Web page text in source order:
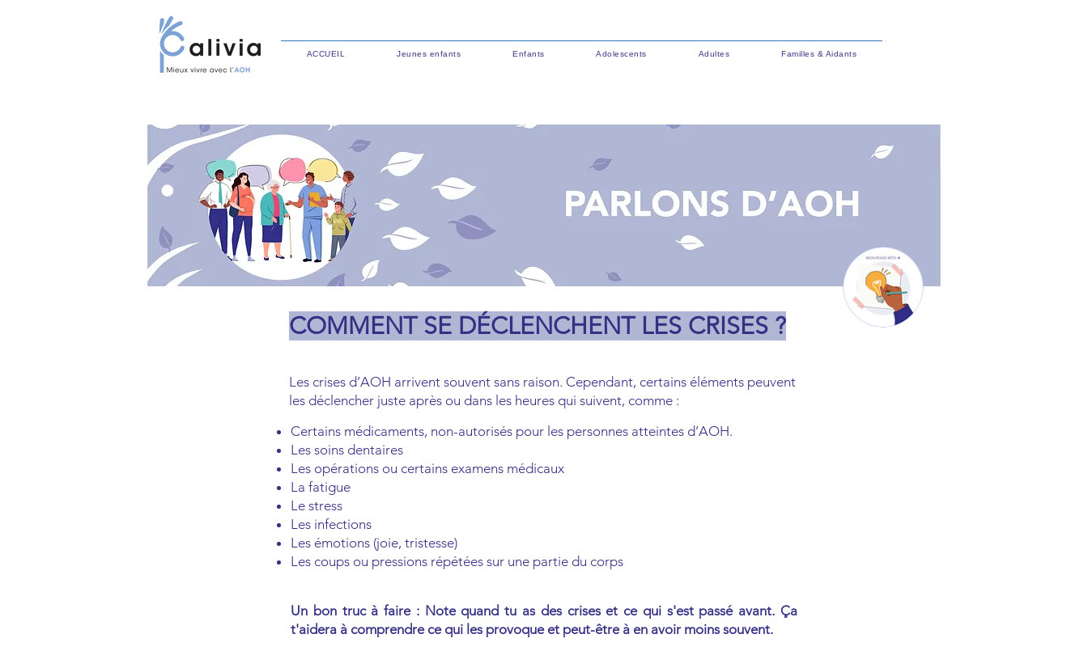
ACCUEIL Jeunes enfants Enfants Adolescents Adultes Familles & Aidants
COMMENT SE DÉCLENCHENT LES CRISES ?
Les crises d’AOH arrivent souvent sans raison. Cependant, certains éléments peuvent
les déclencher juste après ou dans les heures qui suivent, comme :
Certains médicaments, non-autorisés pour les personnes atteintes d’AOH.
Les soins dentaires
Les opérations ou certains examens médicaux
La fatigue
Le stress
Les infections
Les émotions (joie, tristesse)
Les coups ou pressions répétées sur une partie du corps
Un bon truc à faire : Note quand tu as des crises et ce qui s'est passé avant. Ça
t'aidera à comprendre ce qui les provoque et peut-être à en avoir moins souvent.